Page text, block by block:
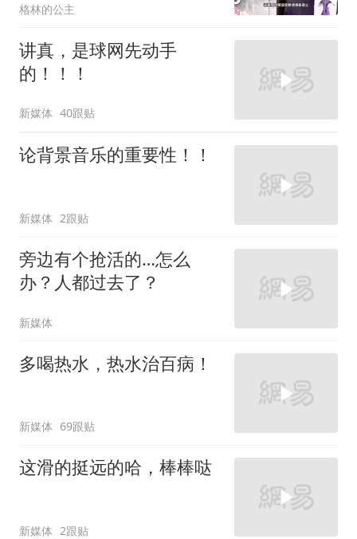
格林的公主
讲真，是球网先动手
的！！！
新媒体 40跟贴
论背景音乐的重要性！！
新媒体 2跟贴
旁边有个抢活的…怎么
办？人都过去了？
新媒体
多喝热水，热水治百病！
新媒体 69跟贴
这滑的挺远的哈，棒棒哒
新媒体 2跟贴